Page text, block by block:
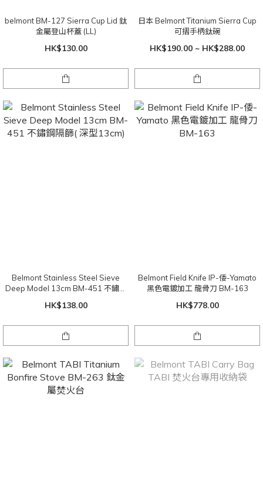
belmont BM-127 Sierra Cup Lid 鈦
金屬登山杯蓋 (LL)
HK$130.00
日本 Belmont Titanium Sierra Cup
可摺手柄鈦碗
HK$190.00 ~ HK$288.00
Belmont Stainless Steel Sieve
Deep Model 13cm BM-451 不鏽鋼
隔篩( 深型13cm)
HK$138.00
Belmont Field Knife IP-倭-Yamato
黑色電鍍加工 龍骨刀 BM-163
HK$778.00